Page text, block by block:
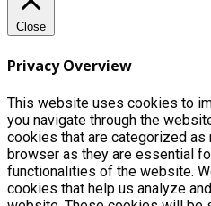
Close
Privacy Overview
This website uses cookies to
you navigate through the
cookies that are categorized
browser as they are essential
functionalities of the website.
cookies that help us analyze